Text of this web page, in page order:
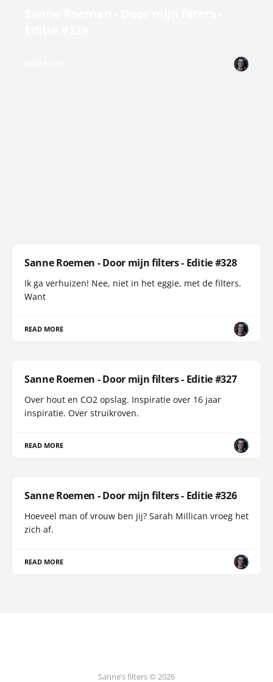
Sanne Roemen - Door mijn filters - Editie #328
Ik ga verhuizen! Nee, niet in het eggie, met de filters.
Want
READ MORE
Sanne Roemen - Door mijn filters - Editie #327
Over hout en CO2 opslag. Inspiratie over 16 jaar
inspiratie. Over struikroven.
READ MORE
Sanne Roemen - Door mijn filters - Editie #326
Hoeveel man of vrouw ben jij? Sarah Millican vroeg het
zich af.
READ MORE
Sanne’s filters © 2026